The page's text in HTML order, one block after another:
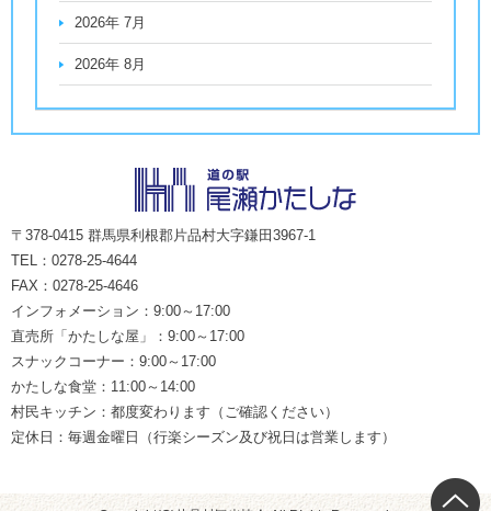
2026年 7月
2026年 8月
〒378-0415 群馬県利根郡片品村大字鎌田3967-1
TEL：0278-25-4644
FAX：0278-25-4646
インフォメーション：9:00～17:00
直売所「かたしな屋」：9:00～17:00
スナックコーナー：9:00～17:00
かたしな食堂：11:00～14:00
村民キッチン：都度変わります（ご確認ください）
定休日：毎週金曜日（行楽シーズン及び祝日は営業します）